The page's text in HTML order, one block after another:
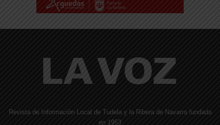
Revista de Información Local de Tudela y la Ribera de Navarra fundada
en 1953